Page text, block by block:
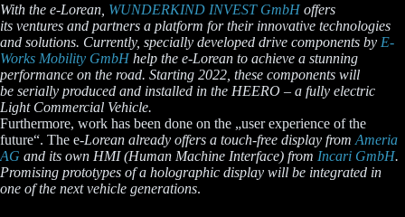
With the e-Lorean, WUNDERKIND INVEST GmbH offers
its ventures and partners a platform for their innovative technologies
and solutions. Currently, specially developed drive components by E-
Works Mobility GmbH help the e-Lorean to achieve a stunning
performance on the road. Starting 2022, these components will
be serially produced and installed in the HEERO – a fully electric
Light Commercial Vehicle.
Furthermore, work has been done on the „user experience of the
future“. The e-Lorean already offers a touch-free display from Ameria
AG and its own HMI (Human Machine Interface) from Incari GmbH.
Promising prototypes of a holographic display will be integrated in
one of the next vehicle generations.